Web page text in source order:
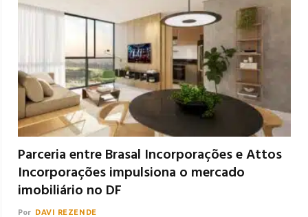
Parceria entre Brasal Incorporações e Attos
Incorporações impulsiona o mercado
imobiliário no DF
Por DAVI REZENDE